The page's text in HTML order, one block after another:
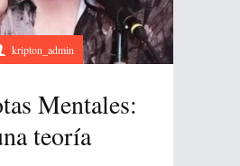
kripton_admin
Mentales:
teoría